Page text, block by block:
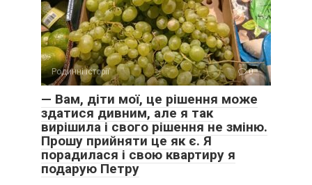
Родинні історії 0
— Вам, діти мої, це рішення може
здатися дивним, але я так
вирішила і свого рішення не зміню.
Прошу прийняти це як є. Я
порадилася і свою квартиру я
подарую Петру